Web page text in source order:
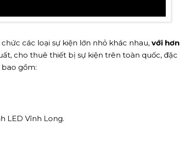
các loại sự kiện lớn nhỏ khác nhau, với hơn
cho thuê thiết bị sự kiện trên toàn quốc, đặc
gồm:
LED Vĩnh Long.